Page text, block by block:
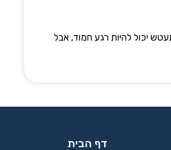
יכול להיות רגע חמוד, אבל
דף הבית